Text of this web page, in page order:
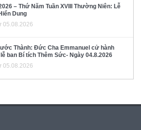
– Thứ Năm Tuần XVIII Thường Niên: Lễ
Dung
05.08.2026
Thành: Đức Cha Emmanuel cử hành
ban Bí tích Thêm Sức- Ngày 04.8.2026
05.08.2026